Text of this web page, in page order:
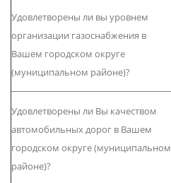
Удовлетворены ли вы уровнем
организации газоснабжения в
Вашем городском округе
(муниципальном районе)?
Удовлетворены ли Вы качеством
автомобильных дорог в Вашем
городском округе (муниципальном
районе)?